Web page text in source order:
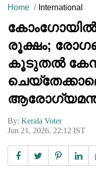
Home International
രൂക്ഷം;
കൂടുതൽ
By: Kerala Voter
Jun 21, 2026, 22:12 IST